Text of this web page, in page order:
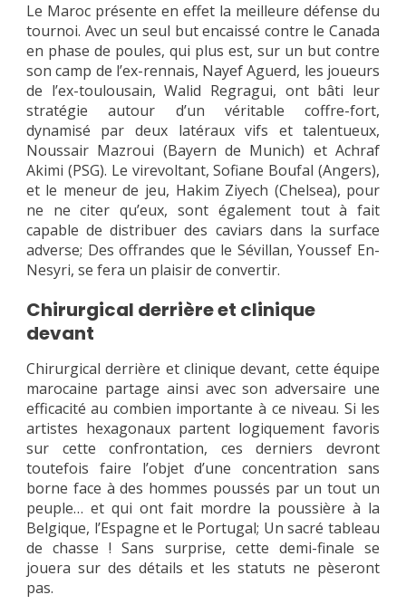
Le Maroc présente en effet la meilleure défense du
tournoi. Avec un seul but encaissé contre le Canada
en phase de poules, qui plus est, sur un but contre
son camp de l’ex-rennais, Nayef Aguerd, les joueurs
de l’ex-toulousain, Walid Regragui, ont bâti leur
stratégie autour d’un véritable coffre-fort,
dynamisé par deux latéraux vifs et talentueux,
Noussair Mazroui (Bayern de Munich) et Achraf
Akimi (PSG). Le virevoltant, Sofiane Boufal (Angers),
et le meneur de jeu, Hakim Ziyech (Chelsea), pour
ne ne citer qu’eux, sont également tout à fait
capable de distribuer des caviars dans la surface
adverse; Des offrandes que le Sévillan, Youssef En-
Nesyri, se fera un plaisir de convertir.
Chirurgical derrière et clinique
devant
Chirurgical derrière et clinique devant, cette équipe
marocaine partage ainsi avec son adversaire une
efficacité au combien importante à ce niveau. Si les
artistes hexagonaux partent logiquement favoris
sur cette confrontation, ces derniers devront
toutefois faire l’objet d’une concentration sans
borne face à des hommes poussés par un tout un
peuple… et qui ont fait mordre la poussière à la
Belgique, l’Espagne et le Portugal; Un sacré tableau
de chasse ! Sans surprise, cette demi-finale se
jouera sur des détails et les statuts ne pèseront
pas.